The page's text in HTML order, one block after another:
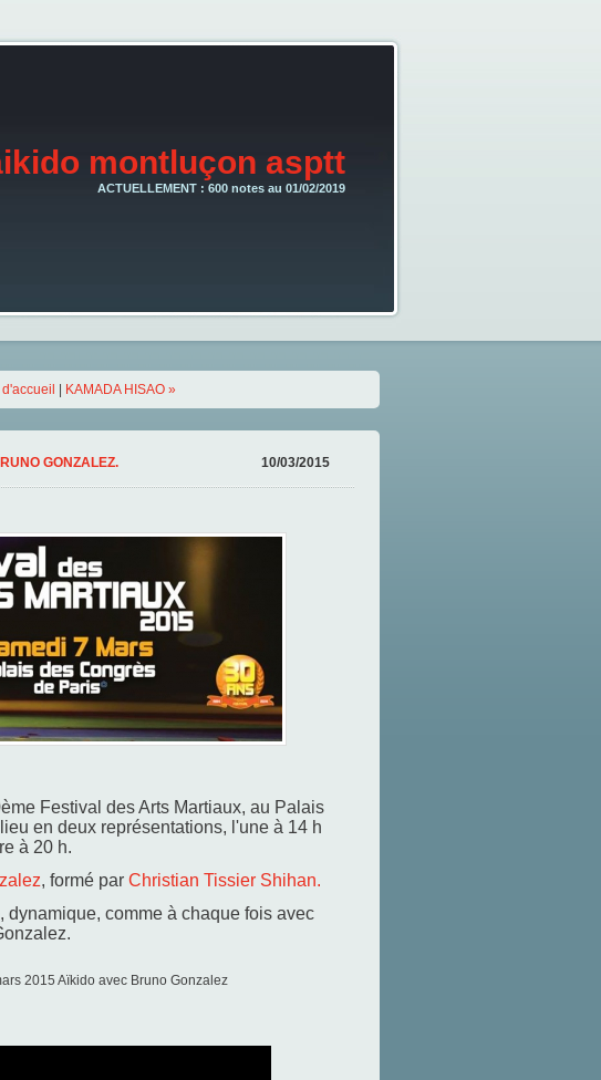
montluçon asptt
ACTUELLEMENT : 600 notes au 01/02/2019
KAMADA HISAO »
10/03/2015
GONZALEZ.
Festival des Arts Martiaux, au Palais
en deux représentations, l'une à 14 h
à 20 h.
, formé par Christian Tissier Shihan.
comme à chaque fois avec
2015 Aïkido avec Bruno Gonzalez